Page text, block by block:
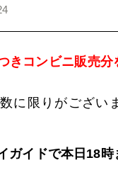
きコンビニ販売分
に限りがござい
ガイドで本日18時